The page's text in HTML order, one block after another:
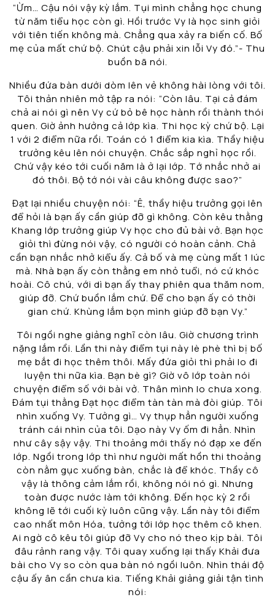
“Ừm… Cậu nói vậy kỳ lắm. Tụi mình chẳng học chung
từ năm tiểu học còn gì. Hồi trước Vy là học sinh giỏi
với tiên tiến không mà. Chẳng qua xảy ra biến cố. Bố
mẹ của mất chứ bộ. Chút cậu phải xin lỗi Vy đó.”- Thu
buồn bã nói.
Nhiều đứa bàn dưới dòm lên vẻ không hài lòng với tôi.
Tôi thản nhiên mở tập ra nói: “Còn lâu. Tại cả đám
chả ai nói gì nên Vy cứ bỏ bê học hành rồi thành thói
quen. Giờ ảnh hưởng cả lớp kìa. Thi học kỳ chứ bộ. Lại
1 với 2 điểm nữa rồi. Toán có 1 điểm kia kìa. Thầy hiệu
trưởng kêu lên nói chuyện. Chắc sắp nghỉ học rồi.
Chứ vậy kéo tới cuối năm là ở lại lớp. Tớ nhắc nhở ai
đó thôi. Bộ tớ nói vài câu không được sao?”
Đạt lại nhiều chuyện nói: “Ê, thầy hiệu trưởng gọi lên
để hỏi là bạn ấy cần giúp đỡ gì không. Còn kêu thằng
Khang lớp trưởng giúp Vy học cho đủ bài vở. Bạn học
giỏi thì đừng nói vậy, có người có hoàn cảnh. Chả
cần bạn nhắc nhở kiểu ấy. Cả bố và mẹ cùng mất 1 lúc
mà. Nhà bạn ấy còn thằng em nhỏ tuổi, nó cứ khóc
hoài. Cô chú, với dì bạn ấy thay phiên qua thăm nom,
giúp đỡ. Chứ buồn lắm chứ. Để cho bạn ấy có thời
gian chứ. Khùng lắm bọn mình giúp đỡ bạn Vy.”
Tôi ngồi nghe giảng nghĩ còn lâu. Giờ chương trình
nặng lắm rồi. Lần thi này điểm tụi này lè phè thì bị bố
mẹ bắt đi học thêm thôi. Mấy đứa giỏi thì phải lo đi
luyện thi nữa kìa. Bạn bè gì? Giờ vô lớp toàn nói
chuyện điểm số với bài vở. Thân mình lo chưa xong.
Đám tụi thằng Đạt học điểm tàn tàn mà đòi giúp. Tôi
nhìn xuống Vy. Tưởng gì… Vy thụp hẳn người xuống
tránh cái nhìn của tôi. Dạo này Vy ốm đi hẳn. Nhìn
như cây sậy vậy. Thi thoảng mới thấy nó đạp xe đến
lớp. Ngồi trong lớp thì như người mất hồn thi thoảng
còn nằm gục xuống bàn, chắc là để khóc. Thầy cô
vậy là thông cảm lắm rồi, không nói nó gì. Nhưng
toàn được nước làm tới không. Đến học kỳ 2 rồi
không lẽ tới cuối kỳ luôn cũng vậy. Lần này tôi điểm
cao nhất môn Hóa, tưởng tới lớp học thêm cô khen.
Ai ngờ cô kêu tôi giúp đỡ Vy cho nó theo kịp bài. Tôi
đâu rảnh rang vậy. Tôi quay xuống lại thấy Khải đưa
bài cho Vy so còn qua bàn nó ngồi luôn. Nhìn thái độ
cậu ấy ân cần chưa kìa. Tiếng Khải giảng giải tận tình
nói: